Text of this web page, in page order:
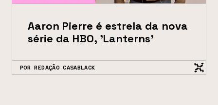
Aaron Pierre é estrela da nova
série da HBO, 'Lanterns'
POR REDAÇÃO CASABLACK